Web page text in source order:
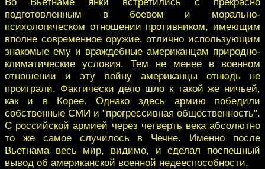
подготовленным в боевом и морально-
психологическом отношении противником, имеющим
вполне современное оружие, отлично использующим
знакомые ему и враждебные американцам природно-
климатические условия. Тем не менее в военном
отношении и эту войну американцы отнюдь не
проиграли. Фактически дело шло к такой же ничьей,
как и в Корее. Однако здесь армию победили
собственные СМИ и "прогрессивная общественность".
С российской армией через четверть века абсолютно
то же самое случилось в Чечне. Именно после
Вьетнама весь мир, видимо, и сделал поспешный
вывод об американской военной недееспособности.